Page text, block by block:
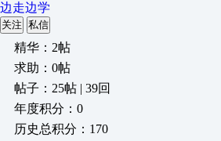
边走边学
关注 私信
精华：2帖
求助：0帖
帖子：25帖 | 39回
年度积分：0
历史总积分：170